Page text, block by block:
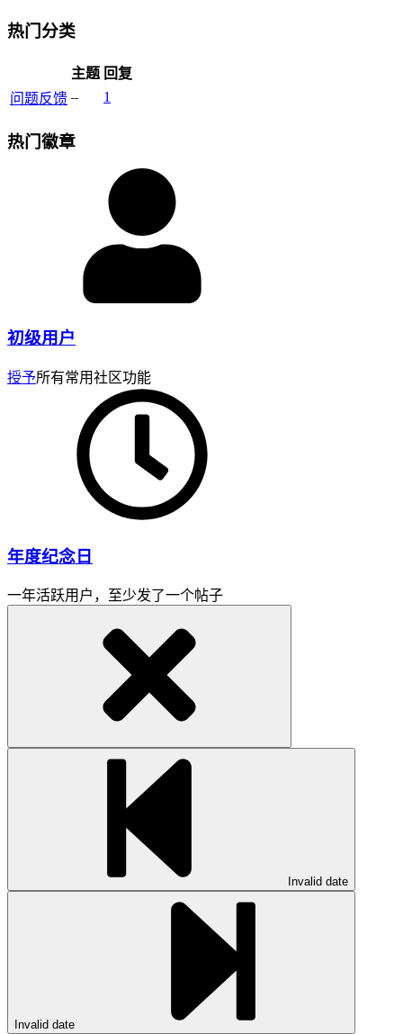
热门分类
主题 回复
问题反馈 – 1
热门徽章
初级用户
授予所有常用社区功能
年度纪念日
一年活跃用户，至少发了一个帖子
Invalid date
Invalid date